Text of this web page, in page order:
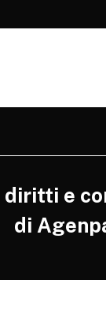
diritti e
di